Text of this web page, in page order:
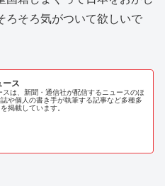
ろそろ気がついて欲しいで
ース
スは、新聞・通信社が配信するニュースのほ
や個人の書き手が執筆する記事など多種多
掲載しています。